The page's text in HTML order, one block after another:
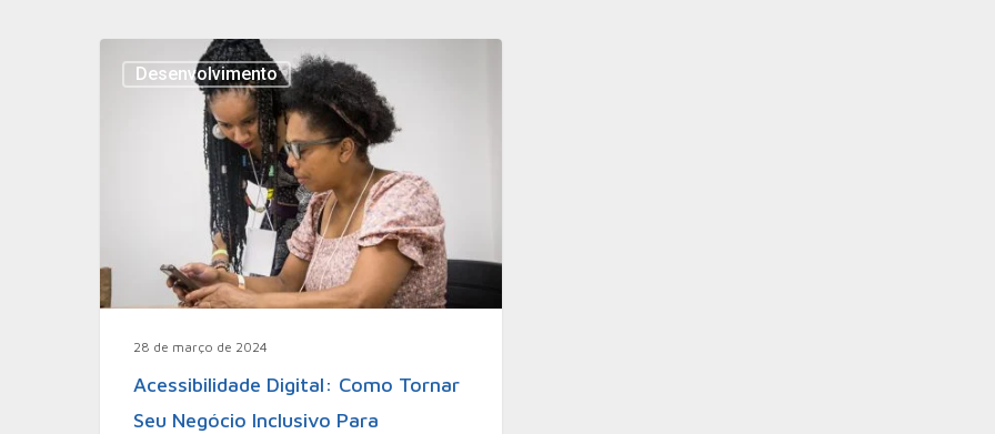
Desenvolvimento
28 de março de 2024
Acessibilidade Digital: Como Tornar
Seu Negócio Inclusivo Para